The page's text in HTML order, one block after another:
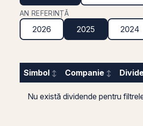
AN REFERINȚĂ
2026 2025 2024
Simbol Companie
Nu există dividende pentru